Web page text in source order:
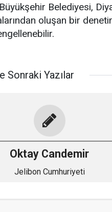
Belediyesi,
oluşan bir
Sonraki Yazılar
Oktay Candemir
Jelibon Cumhuriyeti